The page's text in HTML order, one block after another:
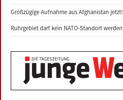
Großzügige Aufnahme aus Afghanistan jetzt!
Ruhrgebiet darf kein NATO-Standort werden